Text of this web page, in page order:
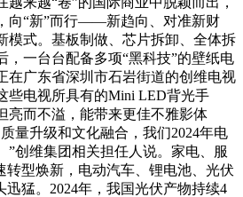
向“新”而行——新趋向、对准新财
模式。基板制做、芯片拆卸、全体拆
一台台配备多项“黑科技”的壁纸电
在广东省深圳市石岩街道的创维电视
些电视所具有的Mini LED背光手
亮而不溢，能带来更佳不雅影体
量升级和文化融合，我们2024年电
”创维集团相关担任人说。家电、服
转型焕新，电动汽车、锂电池、光伏
迅猛。2024年，我国光伏产物持续4